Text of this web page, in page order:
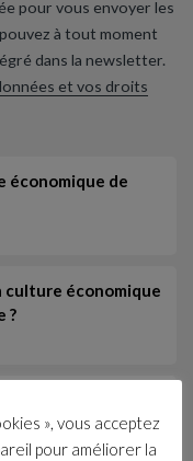
pour vous envoyer les
à tout moment
dans la newsletter.
et vos droits
économique de
culture économique
?
les fonda…
», vous acceptez
pour améliorer la